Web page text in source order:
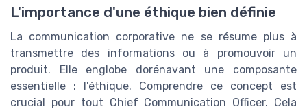
L'importance d'une éthique bien définie
La communication corporative ne se résume plus à
transmettre des informations ou à promouvoir un
produit. Elle englobe dorénavant une composante
essentielle : l'éthique. Comprendre ce concept est
crucial pour tout Chief Communication Officer. Cela